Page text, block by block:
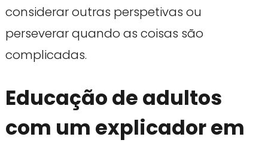
considerar outras perspetivas ou
perseverar quando as coisas são
complicadas.
Educação de adultos
com um explicador em